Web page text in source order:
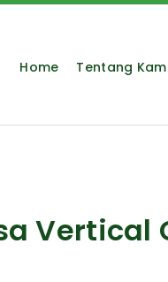
Home Tentang
Vertical